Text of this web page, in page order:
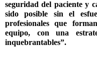
seguridad del paciente y
sido posible sin el
profesionales que
equipo, con una
inquebrantables”.